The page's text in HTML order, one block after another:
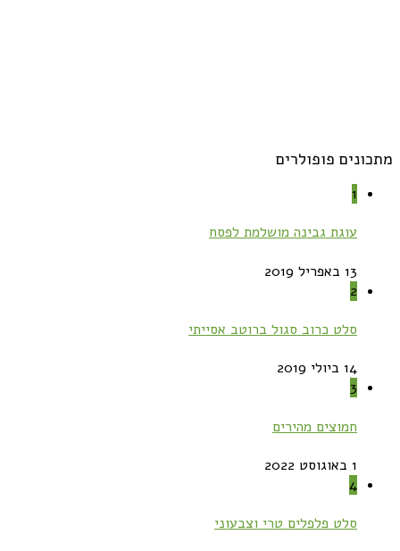
מתכונים פופולרים
1
עוגת גבינה מושלמת לפסח
13 באפריל 2019
2
סלט כרוב סגול ברוטב אסייתי
14 ביולי 2019
3
חמוצים מהירים
1 באוגוסט 2022
4
סלט פלפלים טרי וצבעוני